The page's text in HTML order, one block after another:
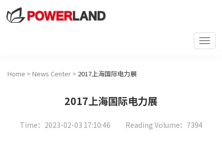
Home > News Center > 2017上海国际电力展
2017上海国际电力展
Time：2023-02-03 17:10:46 Reading Volume：7394